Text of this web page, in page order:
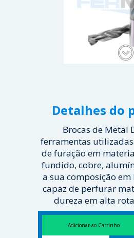
Detalhes do
Brocas de Metal
ferramentas
de furação em
fundido, cobre,
a sua composição
capaz de perfurar
dureza em alta
[ Veja mais ]